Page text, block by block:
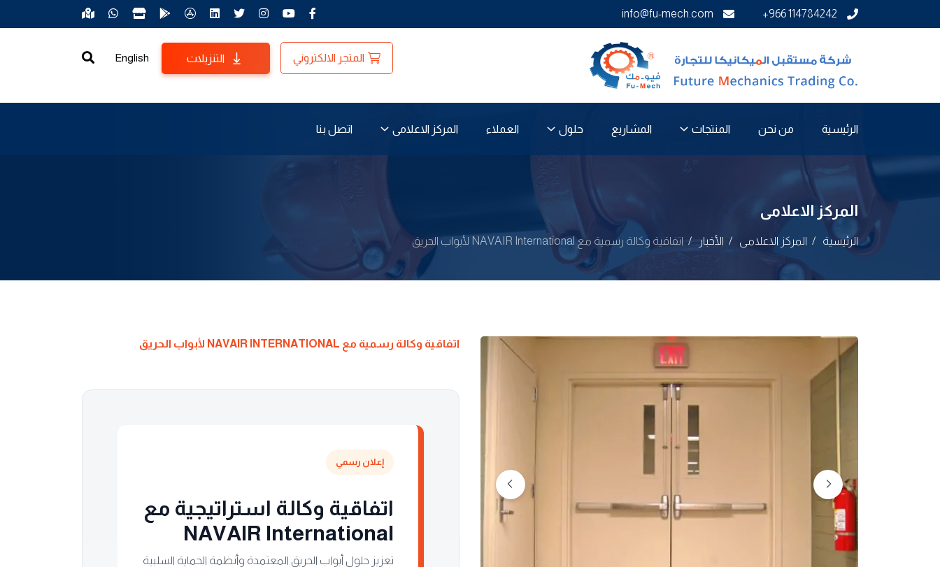
+966 114784242
info@fu-mech.com
المتجر الالكتروني التنزيلات English
الرئيسية من نحن المنتجات المشاريع حلول العملاء المركز الاعلامى اتصل بنا
المركز الاعلامى
الرئيسية المركز الاعلامى الأخبار اتفاقية وكالة رسمية مع NAVAIR International لأبواب الحريق
اتفاقية وكالة رسمية مع NAVAIR INTERNATIONAL لأبواب الحريق
إعلان رسمي
اتفاقية وكالة استراتيجية مع
NAVAIR International
تعزيز حلول أبواب الحريق المعتمدة وأنظمة الحماية السلبية